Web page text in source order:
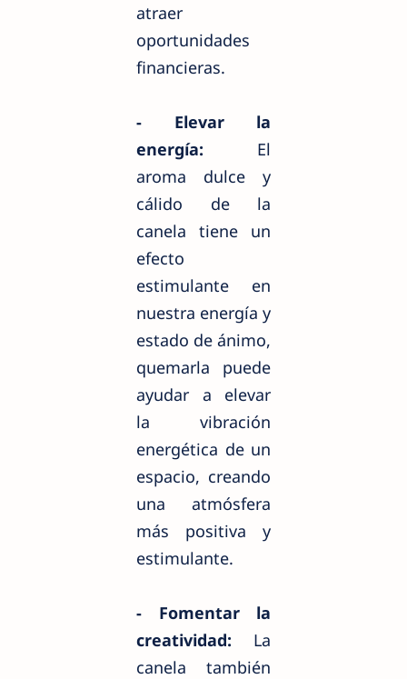
atraer
oportunidades
financieras.
- Elevar la
energía: El
aroma dulce y
cálido de la
canela tiene un
efecto
estimulante en
nuestra energía y
estado de ánimo,
quemarla puede
ayudar a elevar
la vibración
energética de un
espacio, creando
una atmósfera
más positiva y
estimulante.
- Fomentar la
creatividad: La
canela también